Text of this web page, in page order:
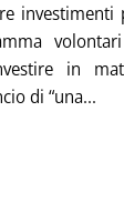
in
di “una...